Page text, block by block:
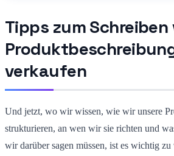
Tipps zum Schreiben
verkaufen
Und jetzt, wo wir wissen, wie wir unsere
strukturieren, an wen wir sie richten und
wir darüber sagen müssen, ist es wichtig